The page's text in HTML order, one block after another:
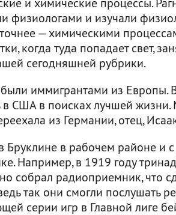
физиологами и изучали
— химическими
когда туда попадает свет,
сегодняшней рубрики.
иммигрантами из Европы.
в США в поисках лучшей
из Германии, отец,
Бруклине в рабочем районе и с
Например, в 1919 году
собрал радиоприемник, что
так они смогли послушать
серии игр в Главной лиге